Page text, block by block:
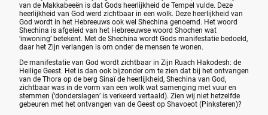
van de Makkabeeën is dat Gods heerlijkheid de Tempel vulde. Deze
heerlijkheid van God werd zichtbaar in een wolk. Deze heerlijkheid van
God wordt in het Hebreeuws ook wel Shechina genoemd. Het woord
Shechina is afgeleid van het Hebreeuwse woord Shochen wat
‘inwoning’ betekent. Met de Shechina wordt Gods manifestatie bedoeld,
daar het Zijn verlangen is om onder de mensen te wonen.
De manifestatie van God wordt zichtbaar in Zijn Ruach Hakodesh: de
Heilige Geest. Het is dan ook bijzonder om te zien dat bij het ontvangen
van de Thora op de berg Sinaï de heerlijkheid, Shechina van God,
zichtbaar was in de vorm van een wolk wat samenging met vuur en
stemmen (‘donderslagen’ is verkeerd vertaald). Zien wij niet hetzelfde
gebeuren met het ontvangen van de Geest op Shavoeot (Pinksteren)?